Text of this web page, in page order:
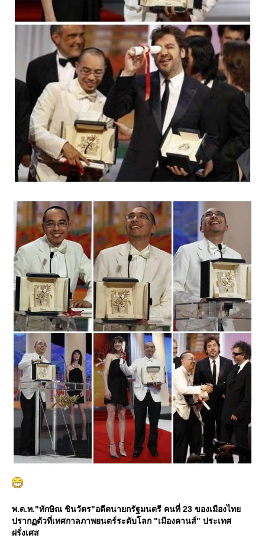
พ.ต.ท."ทักษิณ ชินวัตร"อดีตนายกรัฐมนตรี คนที่ 23 ของเมืองไท
ปรากฏตัวที่เทศกาลภาพยนตร์ระดับโลก "เมืองคานส์" ประเทศ
ฝรั่งเศส